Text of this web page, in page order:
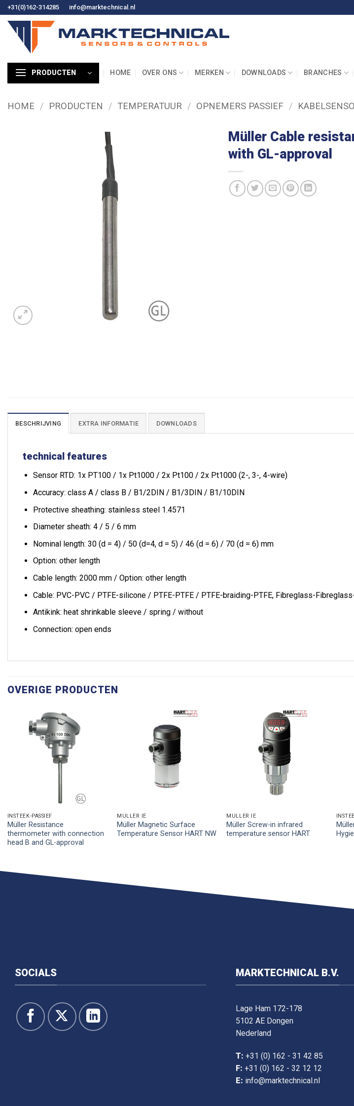
Ga
naar
inhoud
+31(0)162-314285 info@marktechnical.nl
PRODUCTEN HOME OVER ONS MERKEN DOWNLOADS BRANCHES
HOME / PRODUCTEN / TEMPERATUUR / OPNEMERS PASSIEF /
Müller Cable
with GL-approval
BESCHRIJVING EXTRA INFORMATIE DOWNLOADS
technical features
Sensor RTD: 1x PT100 / 1x Pt1000 / 2x Pt100 / 2x Pt1000 (2-, 3-, 4-wire)
Accuracy: class A / class B / B1/2DIN / B1/3DIN / B1/10DIN
Protective sheathing: stainless steel 1.4571
Diameter sheath: 4 / 5 / 6 mm
Nominal length: 30 (d = 4) / 50 (d=4, d = 5) / 46 (d = 6) / 70 (d = 6) mm
Option: other length
Cable length: 2000 mm / Option: other length
Cable: PVC-PVC / PTFE-silicone / PTFE-PTFE / PTFE-braiding-PTFE, Fibreglass-
Antikink: heat shrinkable sleeve / spring / without
Connection: open ends
OVERIGE PRODUCTEN
INSTEEK-PASSIEF
Müller Resistance
thermometer with connection
head B and GL-approval
MÜLLER IE
Müller Magnetic Surface
Temperature Sensor HART NW
MÜLLER IE
Müller Screw-in infrared
temperature sensor HART
SOCIALS MARKTECHNICAL B.V.
Lage Ham 172-178
5102 AE Dongen
Nederland
T: +31 (0) 162 - 31 42 85
F: +31 (0) 162 - 32 12 12
E: info@marktechnical.nl